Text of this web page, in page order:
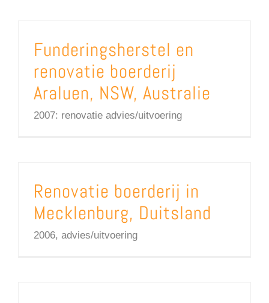
Funderingsherstel en
renovatie boerderij
Araluen, NSW, Australie
2007: renovatie advies/uitvoering
Renovatie boerderij in
Mecklenburg, Duitsland
2006, advies/uitvoering